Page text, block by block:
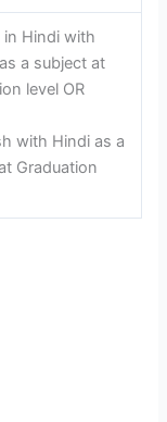
in Hindi with
a subject at
level OR
with Hindi as a
Graduation